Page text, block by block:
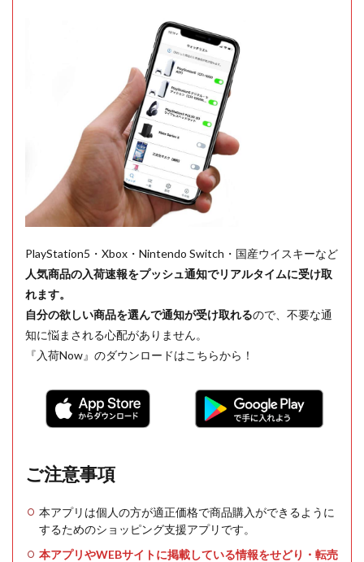
PlayStation5・Xbox・Nintendo Switch・国産ウイスキーなど
人気商品の入荷速報をプッシュ通知でリアルタイムに受け取
れます。
自分の欲しい商品を選んで通知が受け取れるので、不要な通
知に悩まされる心配がありません。
『入荷Now』のダウンロードはこちらから！
ご注意事項
本アプリは個人の方が適正価格で商品購入ができるように
するためのショッピング支援アプリです。
本アプリやWEBサイトに掲載している情報をせどり・転売